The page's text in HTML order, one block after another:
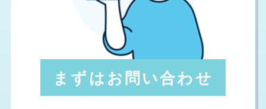
まずはお問い合わせ